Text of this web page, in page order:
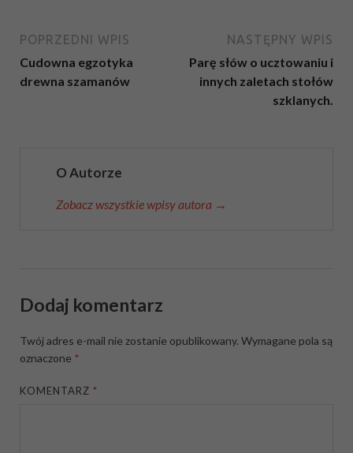
POPRZEDNI WPIS
Cudowna egzotyka
drewna szamanów
NASTĘPNY WPIS
Parę słów o ucztowaniu i
innych zaletach stołów
szklanych.
O Autorze
Zobacz wszystkie wpisy autora →
Dodaj komentarz
Twój adres e-mail nie zostanie opublikowany. Wymagane pola są
oznaczone *
KOMENTARZ*